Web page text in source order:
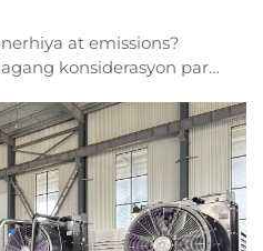
at emissions?
konsiderasyon para
sa regulasyon, at
ngayon.